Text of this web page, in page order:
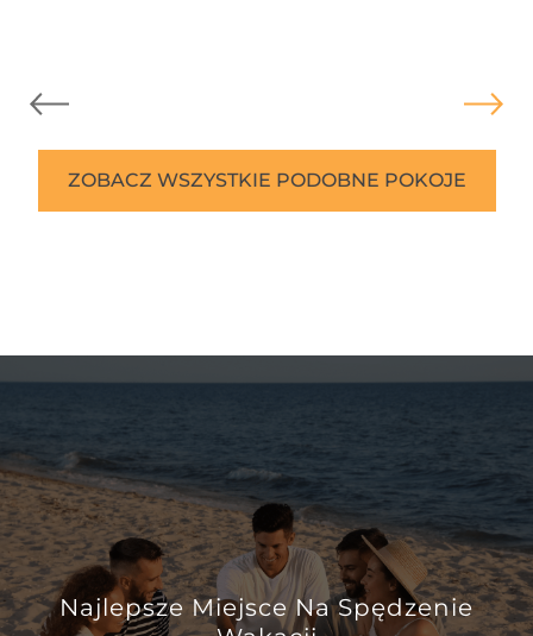
ZOBACZ WSZYSTKIE PODOBNE POKOJE
Najlepsze Miejsce Na Spędzenie